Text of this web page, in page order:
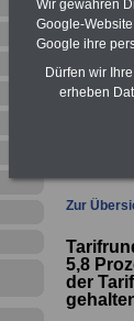
Online-
Ihr
Zur
5,8
der
Wir gewähren
Google-
Google ihre
Dürfen wir
erheben